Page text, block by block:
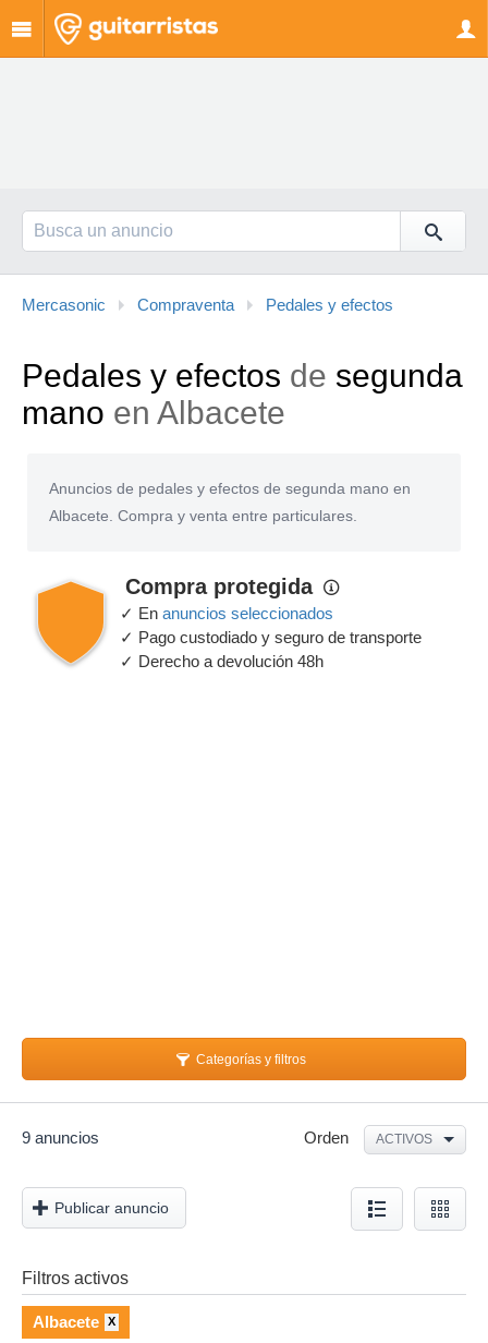
Mercasonic Compraventa Pedales y efectos
Pedales y efectos de segunda
mano en Albacete
Anuncios de pedales y efectos de segunda mano en
Albacete. Compra y venta entre particulares.
Compra protegida
✓ En anuncios seleccionados
✓ Pago custodiado y seguro de transporte
✓ Derecho a devolución 48h
Categorías y filtros
Orden ACTIVOS
9 anuncios
Publicar anuncio
Filtros activos
Albacete X